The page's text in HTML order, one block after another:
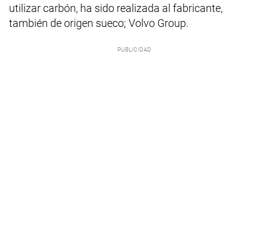
utilizar carbón, ha sido realizada al fabricante,
también de origen sueco; Volvo Group.